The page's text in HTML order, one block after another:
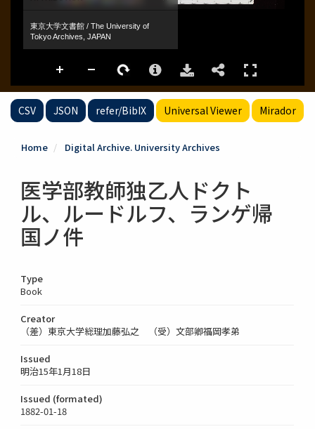
CSV JSON refer/BibIX Universal Viewer Mirador
Home Digital Archive. University Archives
医学部教師独乙人ドクト
ル、ルードルフ、ランゲ帰
国ノ件
Type
Book
Creator
（差）東京大学総理加藤弘之 （受）文部卿福岡孝弟
Issued
明治15年1月18日
Issued (formated)
1882-01-18